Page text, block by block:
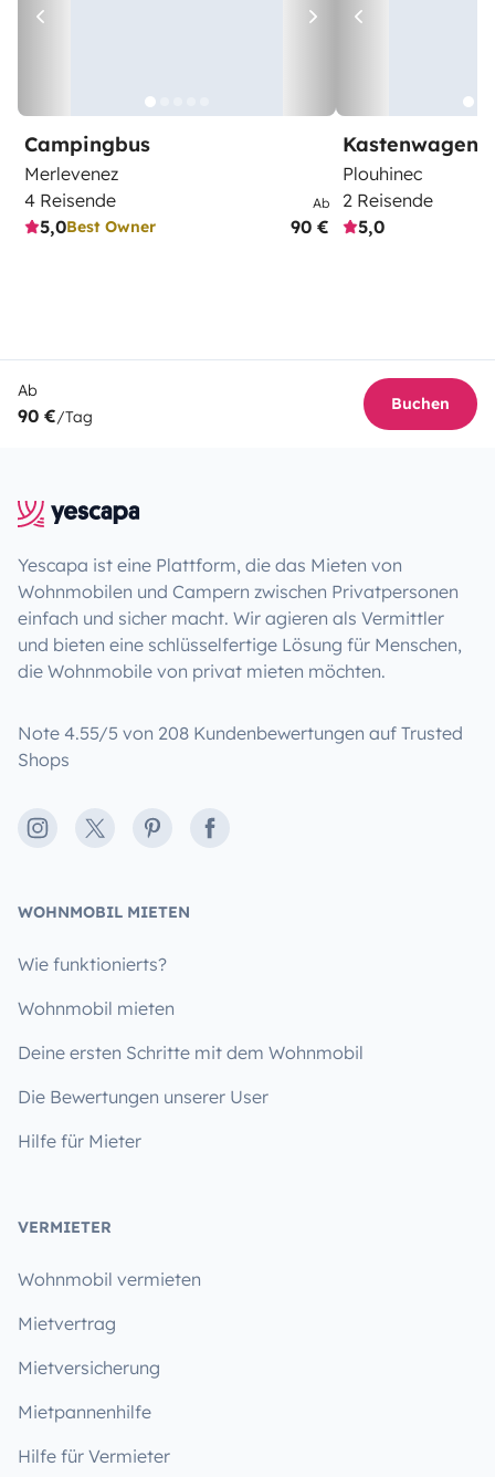
Campingbus
Merlevenez
4 Reisende
5,0Best Owner
Ab
90 €
Kastenwagen
Plouhinec
2 Reisende
5,0
Ab
90 €/Tag
Buchen
Yescapa ist eine Plattform, die das Mieten von
Wohnmobilen und Campern zwischen Privatpersonen
einfach und sicher macht. Wir agieren als Vermittler
und bieten eine schlüsselfertige Lösung für Menschen,
die Wohnmobile von privat mieten möchten.
Note 4.55/5 von 208 Kundenbewertungen auf Trusted
Shops
Instagram
X PinterestFacebook
WOHNMOBIL MIETEN
Wie funktionierts?
Wohnmobil mieten
Deine ersten Schritte mit dem Wohnmobil
Die Bewertungen unserer User
Hilfe für Mieter
VERMIETER
Wohnmobil vermieten
Mietvertrag
Mietversicherung
Mietpannenhilfe
Hilfe für Vermieter